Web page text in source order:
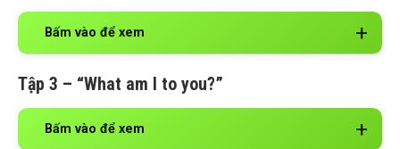
Bấm vào để xem
Tập 3 – “What am I to you?”
Bấm vào để xem